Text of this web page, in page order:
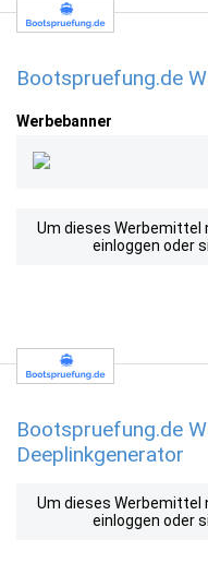
Bootspruefung.de
Werbebanner
Um dieses Werbemittel
einloggen oder
Bootspruefung.de
Deeplinkgenerator
Um dieses Werbemittel
einloggen oder